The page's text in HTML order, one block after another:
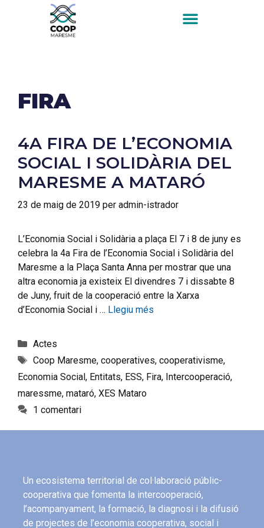
FIRA
4A FIRA DE L’ECONOMIA
SOCIAL I SOLIDÀRIA DEL
MARESME A MATARÓ
23 de maig de 2019 per admin-istrador
L’Economia Social i Solidària a plaça El 7 i 8 de juny es
celebra la 4a Fira de l’Economia Social i Solidària del
Maresme a la Plaça Santa Anna per mostrar que una
altra economia ja existeix El divendres 7 i dissabte 8
de Juny, fruit de la cooperació entre la Xarxa
d’Economia Social i … Llegiu més
Actes
Coop Maresme, cooperatives, cooperativisme,
Economia Social, Entitats, ESS, Fira, Intercooperació,
maressme, mataró, XES Mataro
1 comentari
Un ecosistema territorial de col·laboració públic-
cooperativa que fomenta la intercooperació,
l’acompanyament, la formació, la diagnosi i la difusió
de projectes de l’economia cooperativa, social i